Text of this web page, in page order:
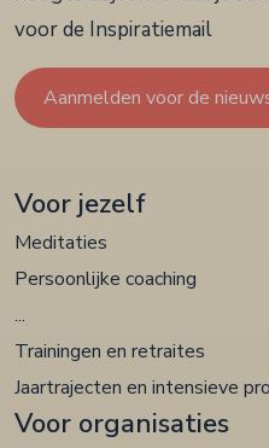
voor de Inspiratiemail
Aanmelden voor de
Voor jezelf
Meditaties
Persoonlijke coaching
...
Trainingen en retraites
Jaartrajecten en intensieve
Voor organisaties